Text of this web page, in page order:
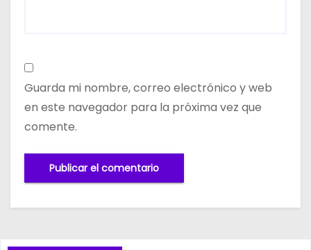
Guarda mi nombre, correo electrónico y web
en este navegador para la próxima vez que
comente.